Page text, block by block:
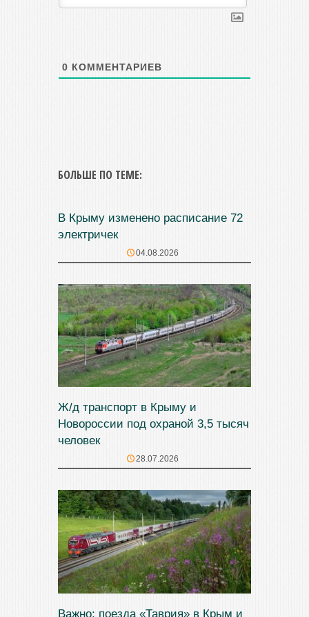
0 КОММЕНТАРИЕВ
БОЛЬШЕ ПО ТЕМЕ:
В Крыму изменено расписание 72
электричек
04.08.2026
Ж/д транспорт в Крыму и
Новороссии под охраной 3,5 тысяч
человек
28.07.2026
Важно: поезда «Таврия» в Крым и